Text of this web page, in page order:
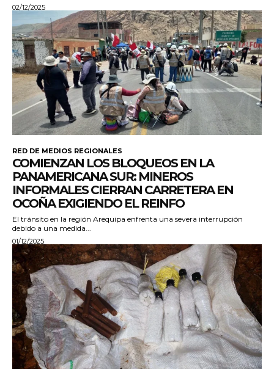
02/12/2025
RED DE MEDIOS REGIONALES
COMIENZAN LOS BLOQUEOS EN LA
PANAMERICANA SUR: MINEROS
INFORMALES CIERRAN CARRETERA EN
OCOÑA EXIGIENDO EL REINFO
El tránsito en la región Arequipa enfrenta una severa interrupción
debido a una medida...
01/12/2025